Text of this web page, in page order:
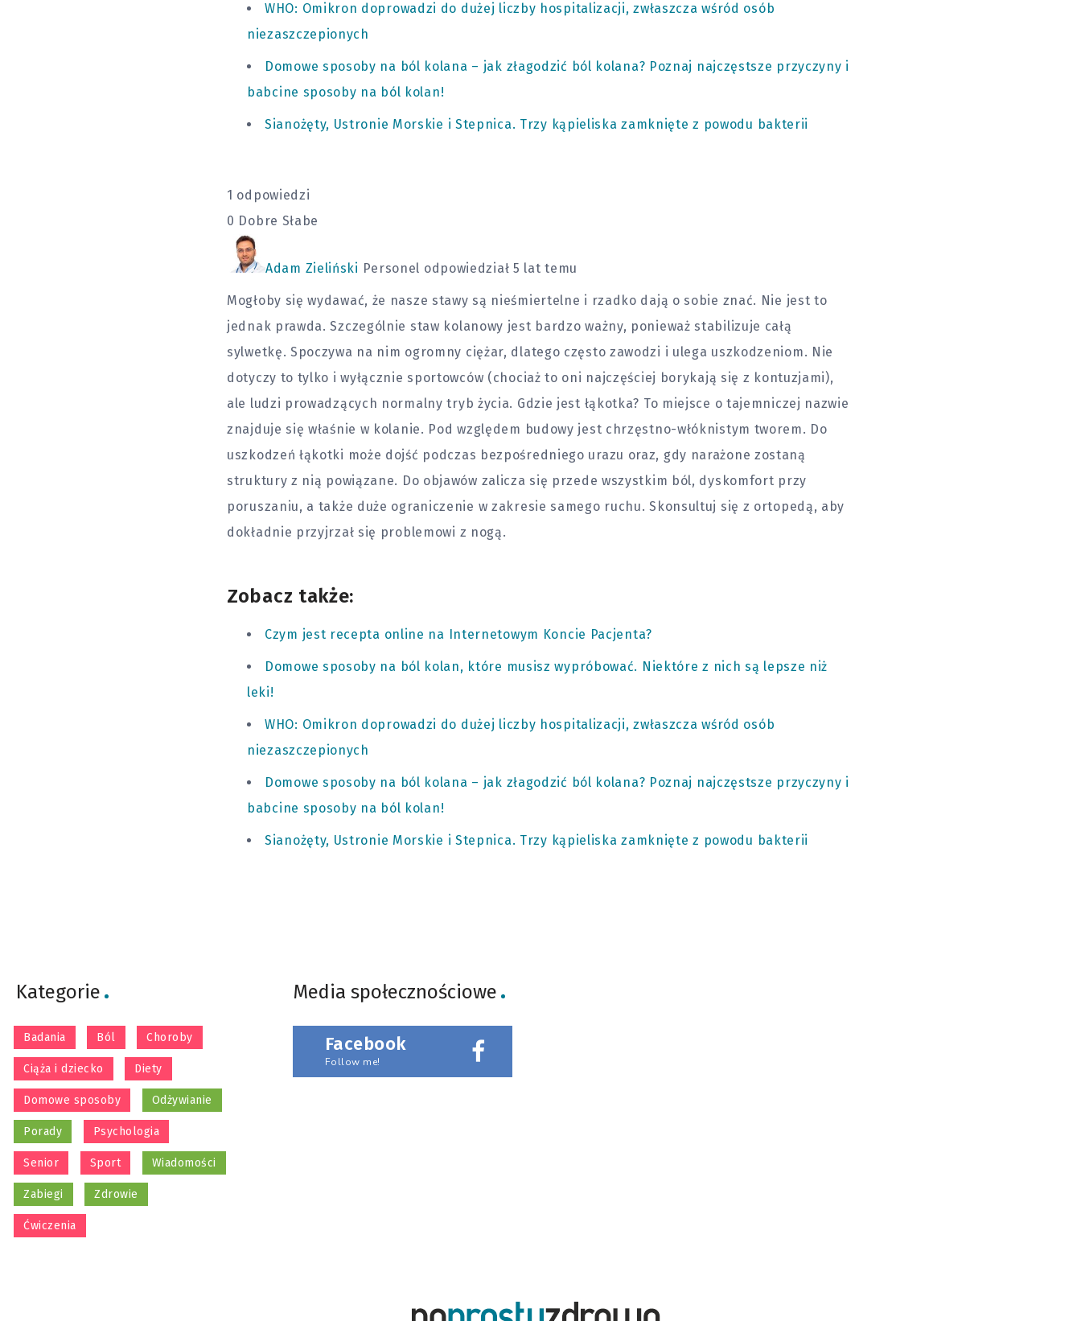
WHO: Omikron doprowadzi do dużej liczby hospitalizacji, zwłaszcza wśród osób
niezaszczepionych
Domowe sposoby na ból kolana – jak złagodzić ból kolana? Poznaj najczęstsze przyczyny i
babcine sposoby na ból kolan!
Sianożęty, Ustronie Morskie i Stepnica. Trzy kąpieliska zamknięte z powodu bakterii
1 odpowiedzi
0 Dobre Słabe
Adam Zieliński Personel odpowiedział 5 lat temu
Mogłoby się wydawać, że nasze stawy są nieśmiertelne i rzadko dają o sobie znać. Nie jest to
jednak prawda. Szczególnie staw kolanowy jest bardzo ważny, ponieważ stabilizuje całą
sylwetkę. Spoczywa na nim ogromny ciężar, dlatego często zawodzi i ulega uszkodzeniom. Nie
dotyczy to tylko i wyłącznie sportowców (chociaż to oni najczęściej borykają się z kontuzjami),
ale ludzi prowadzących normalny tryb życia. Gdzie jest łąkotka? To miejsce o tajemniczej nazwie
znajduje się właśnie w kolanie. Pod względem budowy jest chrzęstno-włóknistym tworem. Do
uszkodzeń łąkotki może dojść podczas bezpośredniego urazu oraz, gdy narażone zostaną
struktury z nią powiązane. Do objawów zalicza się przede wszystkim ból, dyskomfort przy
poruszaniu, a także duże ograniczenie w zakresie samego ruchu. Skonsultuj się z ortopedą, aby
dokładnie przyjrzał się problemowi z nogą.
Zobacz także:
Czym jest recepta online na Internetowym Koncie Pacjenta?
Domowe sposoby na ból kolan, które musisz wypróbować. Niektóre z nich są lepsze niż
leki!
WHO: Omikron doprowadzi do dużej liczby hospitalizacji, zwłaszcza wśród osób
niezaszczepionych
Domowe sposoby na ból kolana – jak złagodzić ból kolana? Poznaj najczęstsze przyczyny i
babcine sposoby na ból kolan!
Sianożęty, Ustronie Morskie i Stepnica. Trzy kąpieliska zamknięte z powodu bakterii
Kategorie
Badania Ból Choroby
Ciąża i dziecko Diety
Domowe sposoby Odżywianie
Porady Psychologia
Senior Sport Wiadomości
Zabiegi Zdrowie
Ćwiczenia
Media społecznościowe
Facebook
Follow me!